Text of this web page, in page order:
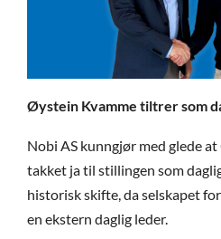
Øystein Kvamme tiltrer som
Nobi AS kunngjør med glede
takket ja til stillingen som
historisk skifte, da selskapet
en ekstern daglig leder.